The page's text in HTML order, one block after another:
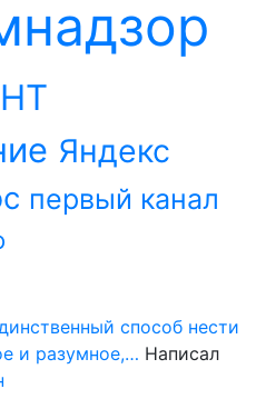
Яндекс
первый канал
способ нести
и разумное,… Написал